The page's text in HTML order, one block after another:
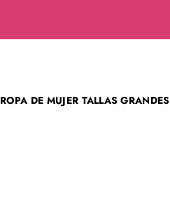
ROPA DE MUJER TALLAS GRANDES